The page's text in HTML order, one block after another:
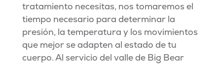
tratamiento necesitas, nos tomaremos el
tiempo necesario para determinar la
presión, la temperatura y los movimientos
que mejor se adapten al estado de tu
cuerpo. Al servicio del valle de Big Bear